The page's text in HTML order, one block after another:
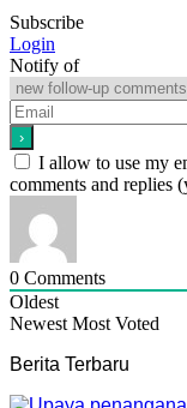
Subscribe
Login
Notify of
I allow to use my
comments and replies
0 Comments
Oldest
Newest Most Voted
Berita Terbaru